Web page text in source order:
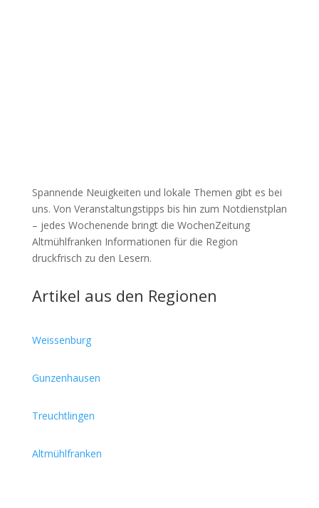
Spannende Neuigkeiten und lokale Themen gibt es bei
uns. Von Veranstaltungstipps bis hin zum Notdienstplan
– jedes Wochenende bringt die WochenZeitung
Altmühlfranken Informationen für die Region
druckfrisch zu den Lesern.
Artikel aus den Regionen
Weissenburg
Gunzenhausen
Treuchtlingen
Altmühlfranken